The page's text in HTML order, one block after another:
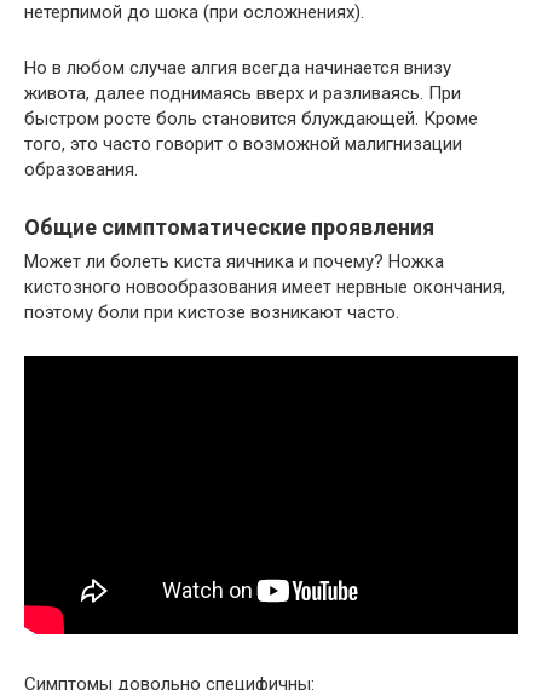
нетерпимой до шока (при осложнениях).
Но в любом случае алгия всегда начинается внизу
живота, далее поднимаясь вверх и разливаясь. При
быстром росте боль становится блуждающей. Кроме
того, это часто говорит о возможной малигнизации
образования.
Общие симптоматические проявления
Может ли болеть киста яичника и почему? Ножка
кистозного новообразования имеет нервные окончания,
поэтому боли при кистозе возникают часто.
Симптомы довольно специфичны: